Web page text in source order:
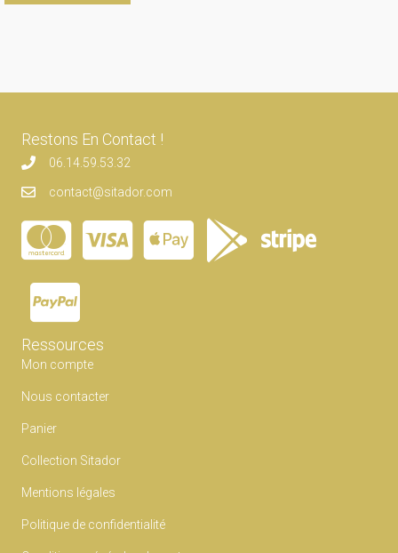
Restons En Contact !
06.14.59.53.32
contact@sitador.com
Ressources
Mon compte
Nous contacter
Panier
Collection Sitador
Mentions légales
Politique de confidentialité